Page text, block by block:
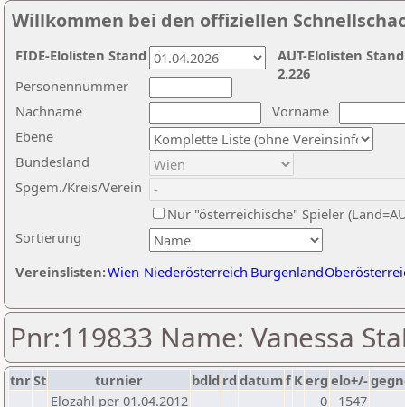
Willkommen bei den offiziellen
Nachname
Vorname
Ebene
Sortierung
Personennummer
Bundesland
Spgem./Kreis/Verein
Nur "österreichische" Spieler
Vereinslisten:Wien Niederösterreich Burgenland
AUT-Elolisten
2.226
FIDE-Elolisten Stand
Pnr:119833 Name: Vanessa
tnrSt turnier bdld rd datumf Kerg elo+/-
Elozahl per 01.04.2012
0
1547